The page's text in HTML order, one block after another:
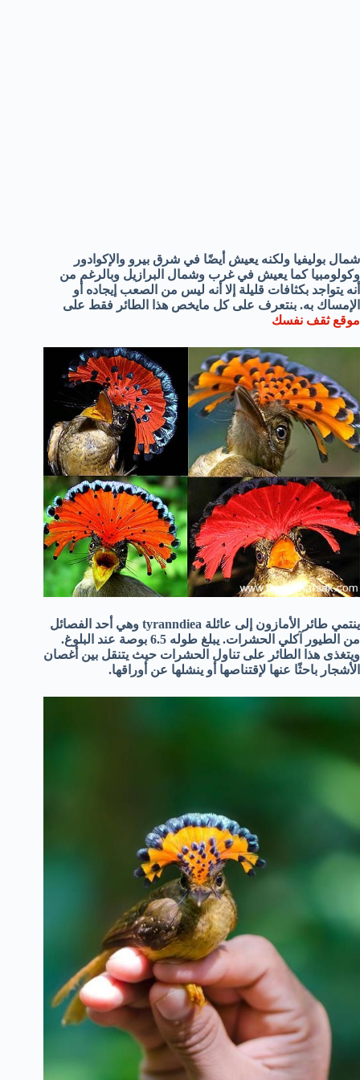
شمال بوليفيا ولكنه يعيش أيضًا في شرق بيرو والإكوادور
وكولومبيا كما يعيش في غرب وشمال البرازيل وبالرغم من
أنه يتواجد بكثافات قليلة إلا أنه ليس من الصعب إيجاده أو
الإمساك به. بنتعرف على كل مايخص هذا الطائر فقط على
موقع ثقف نفسك
ينتمي طائر الأمازون إلى عائلة tyranndiea وهي أحد الفصائل
من الطيور آكلي الحشرات. يبلغ طوله 6.5 بوصة عند البلوغ.
ويتغذى هذا الطائر على تناول الحشرات حيث يتنقل بين أغصان
الأشجار باحثًا عنها لإقتناصها أو ينشلها عن أوراقها.